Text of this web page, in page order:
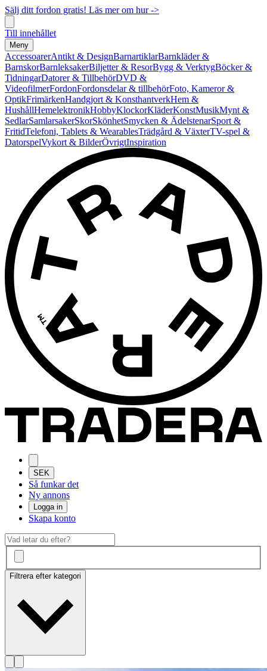
Sälj ditt fordon gratis! Läs mer om hur ->
Till innehållet
Meny
AccessoarerAntikt & DesignBarnartiklarBarnkläder &
BarnskorBarnleksakerBiljetter & ResorBygg & VerktygBöcker &
TidningarDatorer & TillbehörDVD &
VideofilmerFordonFordonsdelar & tillbehörFoto, Kameror &
OptikFrimärkenHandgjort & KonsthantverkHem &
HushållHemelektronikHobbyKlockorKläderKonstMusikMynt &
SedlarSamlarsakerSkorSkönhetSmycken & ÄdelstenarSport &
FritidTelefoni, Tablets & WearablesTrädgård & VäxterTV-spel &
DatorspelVykort & BilderÖvrigtInspiration
SEK
Så funkar det
Ny annons
Logga in
Skapa konto
Filtrera efter kategori